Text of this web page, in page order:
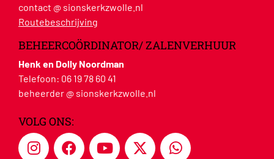
contact @ sionskerkzwolle.nl
Routebeschrijving
BEHEERCOÖRDINATOR/ ZALENVERHUUR
Henk en Dolly Noordman
Telefoon: 06 19 78 60 41
beheerder @ sionskerkzwolle.nl
VOLG ONS: